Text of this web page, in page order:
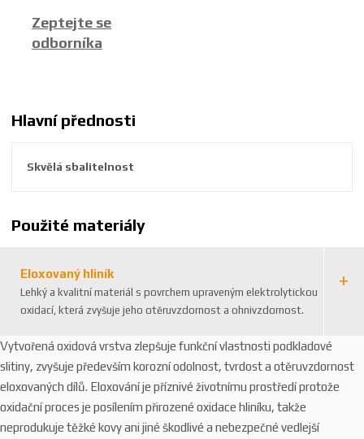
6
8
1
Zeptejte se
odborníka
Hlavní přednosti
Skvělá sbalitelnost
Použité materiály
Eloxovaný hliník
Lehký a kvalitní materiál s povrchem upraveným elektrolytickou
oxidací, která zvyšuje jeho otěruvzdornost a ohnivzdornost.
Vytvořená oxidová vrstva zlepšuje funkční vlastnosti podkladové
slitiny, zvyšuje především korozní odolnost, tvrdost a otěruvzdornost
eloxovaných dílů. Eloxování je příznivé životnímu prostředí protože
oxidační proces je posílením přirozené oxidace hliníku, takže
neprodukuje těžké kovy ani jiné škodlivé a nebezpečné vedlejší